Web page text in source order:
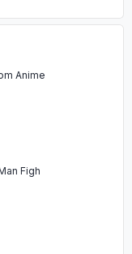
Anime
Figh